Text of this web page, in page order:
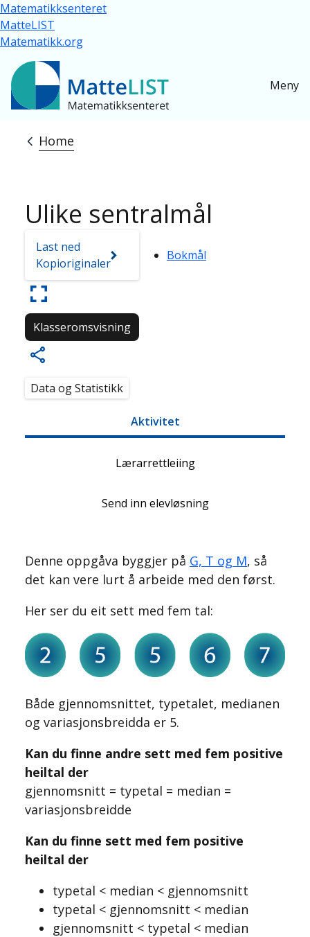
Skip to main content
Matematikksenteret
MatteLIST
Matematikk.org
Meny
Breadcrumb
Home
Ulike sentralmål
Last ned
Kopioriginaler
Bokmål
Klasseromsvisning
Data og Statistikk
Aktivitet
Lærarrettleiing
Send inn elevløsning
Denne oppgåva byggjer på G, T og M, så
det kan vere lurt å arbeide med den først.
Her ser du eit sett med fem tal:
Både gjennomsnittet, typetalet, medianen
og variasjonsbreidda er 5.
Kan du finne andre sett med fem positive
heiltal der
gjennomsnitt = typetal = median =
variasjonsbreidde
Kan du finne sett med fem positive
heiltal der
typetal < median < gjennomsnitt
typetal < gjennomsnitt < median
gjennomsnitt < typetal < median